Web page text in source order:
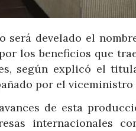
será develado el
los beneficios que
según explicó el
por el
de esta
internacionales